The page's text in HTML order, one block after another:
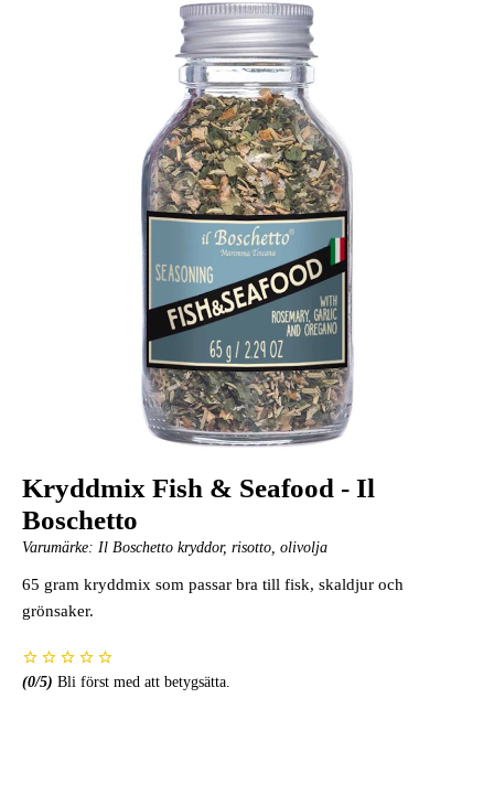
Kryddmix Fish & Seafood - Il
Boschetto
Varumärke: Il Boschetto kryddor, risotto, olivolja
65 gram kryddmix som passar bra till fisk, skaldjur och
grönsaker.
(0/5) Bli först med att betygsätta.